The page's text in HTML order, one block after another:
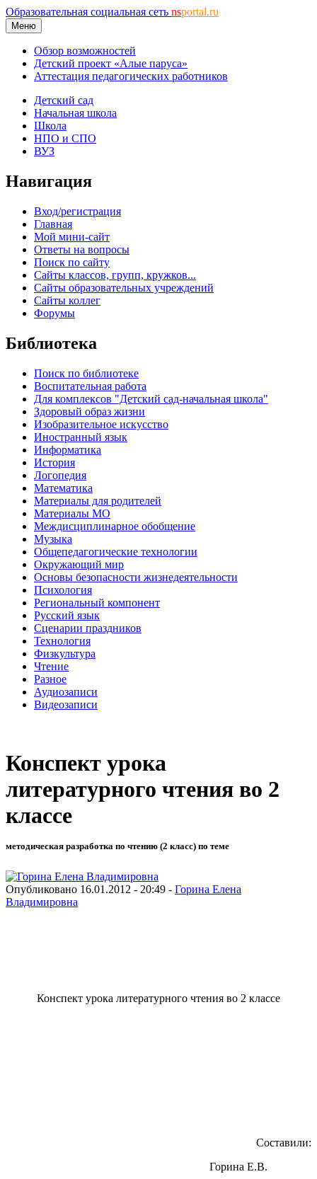
Образовательная социальная сеть nsportal.ru
Меню
Обзор возможностей
Детский проект «Алые паруса»
Аттестация педагогических работников
Детский сад
Начальная школа
Школа
НПО и СПО
ВУЗ
Навигация
Вход/регистрация
Главная
Мой мини-сайт
Ответы на вопросы
Поиск по сайту
Сайты классов, групп, кружков...
Сайты образовательных учреждений
Сайты коллег
Форумы
Библиотека
Поиск по библиотеке
Воспитательная работа
Для комплексов "Детский сад-начальная школа"
Здоровый образ жизни
Изобразительное искусство
Иностранный язык
Информатика
История
Логопедия
Математика
Материалы для родителей
Материалы МО
Междисциплинарное обобщение
Музыка
Общепедагогические технологии
Окружающий мир
Основы безопасности жизнедеятельности
Психология
Региональный компонент
Русский язык
Сценарии праздников
Технология
Физкультура
Чтение
Разное
Аудиозаписи
Видеозаписи
Конспект урока
литературного чтения во 2
классе
методическая разработка по чтению (2 класс) по теме
Опубликовано 16.01.2012 - 20:49 - Горина Елена
Владимировна
Конспект урока литературного чтения во 2 классе
Составили:
Горина Е.В.